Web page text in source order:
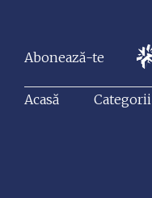
Abonează-te
Acasă Categorii